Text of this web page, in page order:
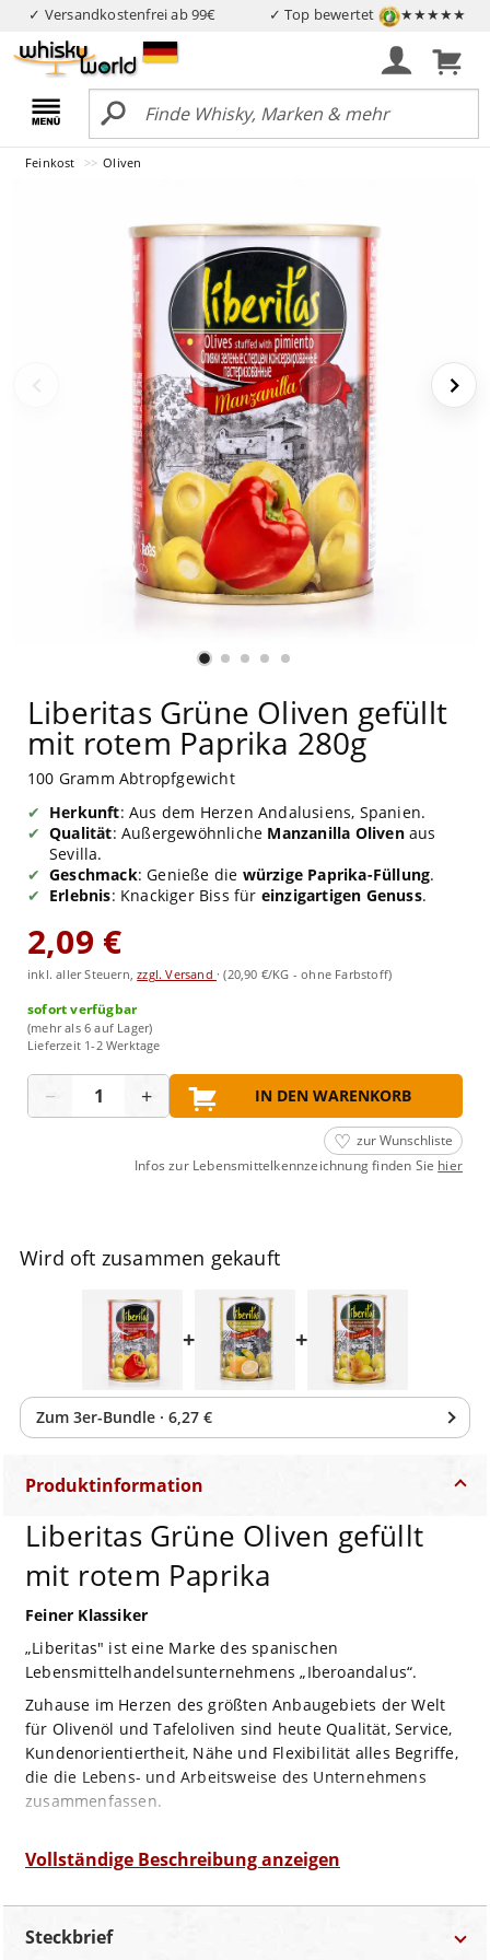
✓ Versandkostenfrei ab 99€ ✓ Top bewertet ★★★★★
Feinkost Oliven
Liberitas Grüne Oliven gefüllt
mit rotem Paprika 280g
100 Gramm Abtropfgewicht
Herkunft: Aus dem Herzen Andalusiens, Spanien.
Qualität: Außergewöhnliche Manzanilla Olivenaus
Sevilla.
Geschmack: Genieße die würzige Paprika-Füllung.
Erlebnis: Knackiger Biss für einzigartigen Genuss.
2,09 €
inkl. aller Steuern,zzgl. Versand ·(20,90 €/KG - ohne Farbstoff)
sofort verfügbar
(mehr als 6 auf Lager)
Lieferzeit 1-2 Werktage
− + IN DEN WARENKORB
zur Wunschliste
Infos zur Lebensmittelkennzeichnung finden Sie hier
Wird oft zusammen gekauft
+ +
Zum 3er-Bundle · 6,27 €
Produktinformation
Liberitas Grüne Oliven gefüllt
mit rotem Paprika
Feiner Klassiker
„Liberitas" ist eine Marke des spanischen
Lebensmittelhandelsunternehmens „Iberoandalus“.
Zuhause im Herzen des größten Anbaugebiets der Welt
für Olivenöl und Tafeloliven sind heute Qualität, Service,
Kundenorientiertheit, Nähe und Flexibilität alles Begriffe,
die die Lebens- und Arbeitsweise des Unternehmens
zusammenfassen.
außergewöhnlicher Qualität bei gleichzeitig einer breiten
die Gastronomie wie Supermärke oder
Einzelhandelsketten und bietet seine Produkte in mehr
Vollständige Beschreibung anzeigen
Steckbrief